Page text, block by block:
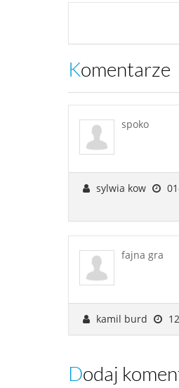
Komentarze
spoko
sylwia kow
fajna gra
kamil burd
Dodaj